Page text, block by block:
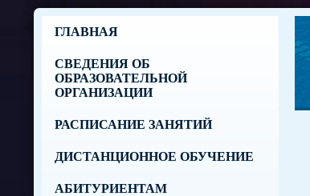
ГЛАВНАЯ
СВЕДЕНИЯ ОБ
ОБРАЗОВАТЕЛЬНОЙ
ОРГАНИЗАЦИИ
РАСПИСАНИЕ ЗАНЯТИЙ
ДИСТАНЦИОННОЕ ОБУЧЕНИЕ
АБИТУРИЕНТАМ